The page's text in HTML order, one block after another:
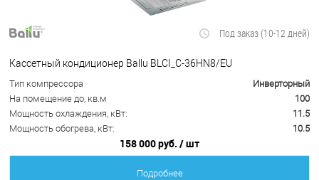
Под заказ (10-12 дней)
Кассетный кондиционер Ballu BLCI_C-36HN8/EU
Тип компрессора
Инверторный
На помещение до, кв.м
100
Мощность охлаждения, кВт:
11.5
Мощность обогрева, кВт:
10.5
158 000 руб. / шт
Подробнее